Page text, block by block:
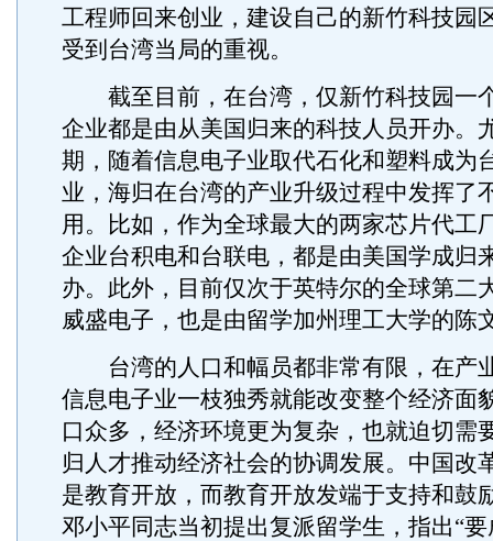
工程师回来创业，建设自己的新竹科技园
受到台湾当局的重视。
截至目前，在台湾，仅新竹科技园一
企业都是由从美国归来的科技人员开办。
期，随着信息电子业取代石化和塑料成为
业，海归在台湾的产业升级过程中发挥了
用。比如，作为全球最大的两家芯片代工
企业台积电和台联电，都是由美国学成归
办。此外，目前仅次于英特尔的全球第二
威盛电子，也是由留学加州理工大学的陈
台湾的人口和幅员都非常有限，在产
信息电子业一枝独秀就能改变整个经济面
口众多，经济环境更为复杂，也就迫切需
归人才推动经济社会的协调发展。中国改
是教育开放，而教育开放发端于支持和鼓
邓小平同志当初提出复派留学生，指出“